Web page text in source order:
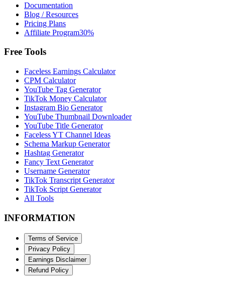
Documentation
Blog / Resources
Pricing Plans
Affiliate Program30%
Free Tools
Faceless Earnings Calculator
CPM Calculator
YouTube Tag Generator
TikTok Money Calculator
Instagram Bio Generator
YouTube Thumbnail Downloader
YouTube Title Generator
Faceless YT Channel Ideas
Schema Markup Generator
Hashtag Generator
Fancy Text Generator
Username Generator
TikTok Transcript Generator
TikTok Script Generator
All Tools
INFORMATION
Terms of Service
Privacy Policy
Earnings Disclaimer
Refund Policy